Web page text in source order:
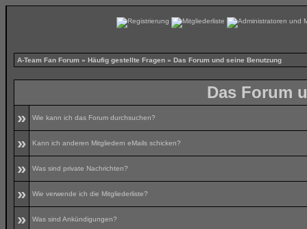
A-Team Fan Forum » Häufig gestellte Fragen » Das Forum und seine Benutzung
Das Forum
»
Wie kann ich das Forum durchsuchen?
» Kann ich anderen Mitgliedern eMails schicken?
» Was sind private Nachrichten?
» Wie verwende ich die Mitgliederliste?
» Was sind Ankündigungen?